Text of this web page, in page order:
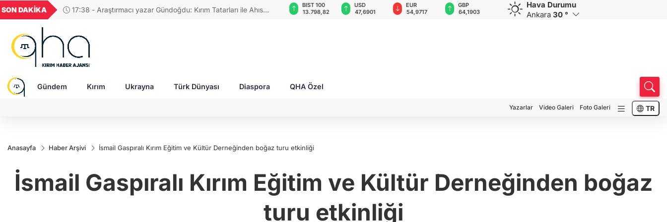
SON DAKİKA
17:38 - Araştırmacı yazar Gündoğdu: Kırım Tatarları ile Ahıska
GEL
18,2371
16,2322
27,9743
0,0018
6.523,16
BIST 100
13.798,82
USD
47,6901
EUR
54,9717
GBP
64,1903
CHF
58,6811
CAD
34,0158
Hava Durumu
Ankara 30 °
Gündem Kırım Ukrayna Türk Dünyası Diaspora QHA Özel
Yazarlar Video Galeri Foto Galeri TR
Anasayfa Haber Arşivi İsmail Gaspıralı Kırım Eğitim ve Kültür Derneğinden boğaz turu etkinliği
İsmail Gaspıralı Kırım Eğitim ve Kültür Derneğinden boğaz
turu etkinliği